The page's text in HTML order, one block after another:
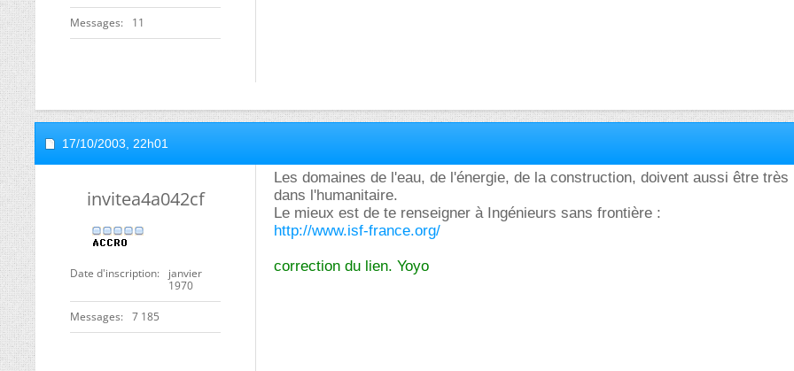
Messages 11
17/10/2003, 22h01
invitea4a042cf
Date d'inscription
janvier
1970
Messages 7 185
Les domaines de l'eau, de l'énergie, de la construction, doivent aussi être très
dans l'humanitaire.
Le mieux est de te renseigner à Ingénieurs sans frontière :
http://www.isf-france.org/
correction du lien. Yoyo